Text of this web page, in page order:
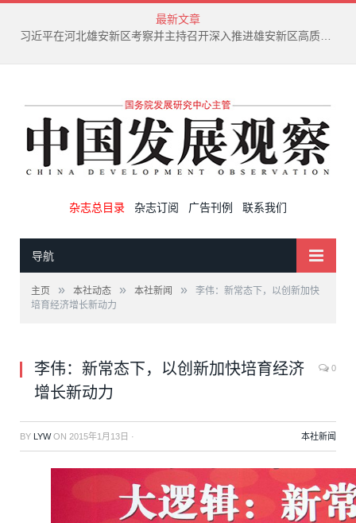
最新文章
习近平在河北雄安新区考察并主持召开深入推进雄安新区高质量建设和发展座谈会
杂志总目录 杂志订阅 广告刊例 联系我们
导航
主页 » 本社动态 » 本社新闻 »
李伟：新常态下，以创新加快
培育经济增长新动力
李伟：新常态下，以创新加快培育经济
增长新动力
0
BY LYWON 2015年1月13日 · 本社新闻